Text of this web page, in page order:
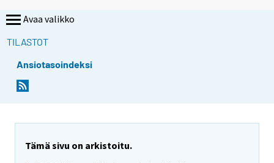
Avaa valikko
TILASTOT
Ansiotasoindeksi
Tämä sivu on arkistoitu.